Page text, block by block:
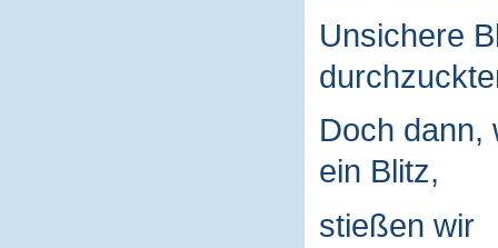
Unsichere
Doch dann,
ein Blitz,
stießen wir